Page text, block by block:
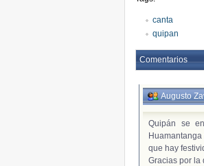
canta
quipan
Comentarios
Augusto
Quipán se
que hay
Gracias por la